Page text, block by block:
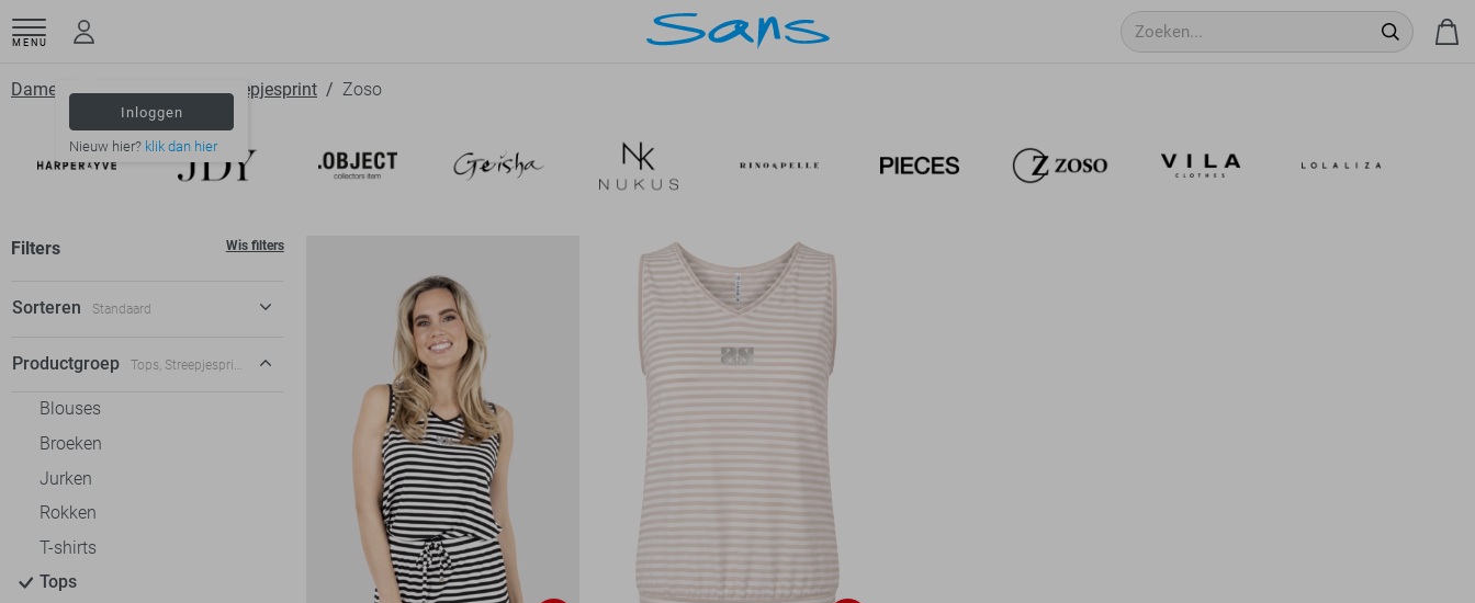
MENU
Inloggen
Nieuw hier? klik dan hier
Dameskleding Tops Streepjesprint Zoso
Filters Wis filters
Sorteren Standaard
Standaard
Productgroep Tops, Streepjesprint
Blouses
Broeken
Jurken
Rokken
T-shirts
Tops